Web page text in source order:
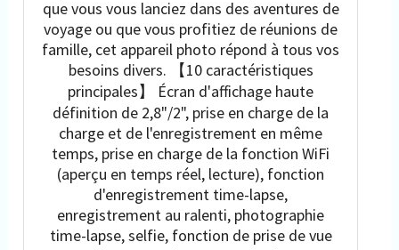
que vous vous lanciez dans des aventures de
voyage ou que vous profitiez de réunions de
famille, cet appareil photo répond à tous vos
besoins divers. 【10 caractéristiques
principales】 Écran d'affichage haute
définition de 2,8"/2", prise en charge de la
charge et de l'enregistrement en même
temps, prise en charge de la fonction WiFi
(aperçu en temps réel, lecture), fonction
d'enregistrement time-lapse,
enregistrement au ralenti, photographie
time-lapse, selfie, fonction de prise de vue